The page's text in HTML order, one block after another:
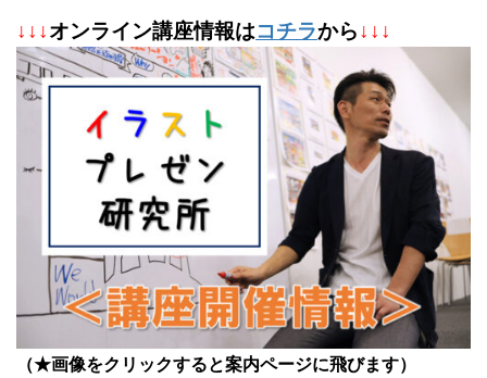
↓ ↓ ↓オンライン講座情報はコチラから↓↓↓
（★画像をクリックすると案内ページに飛びます）